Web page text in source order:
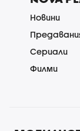
Новини
Сериали
Филми